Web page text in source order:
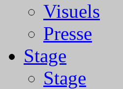
Visuels
Presse
Stage
Stage